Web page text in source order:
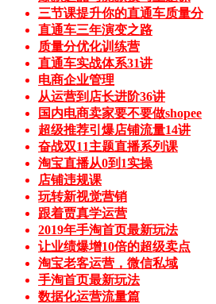
三节课提升你的直通车质量分
直通车三年演变之路
质量分优化训练营
直通车实战体系31讲
电商企业管理
从运营到店长进阶36讲
国内电商卖家要不要做shopee
超级推荐引爆店铺流量14讲
奋战双11主题直播系列课
淘宝直播从0到1实操
店铺违规课
玩转新视觉营销
跟着贾真学运营
2019年手淘首页最新玩法
让业绩爆增10倍的超级卖点
淘宝老客运营，微信私域
手淘首页最新玩法
数据化运营流量篇